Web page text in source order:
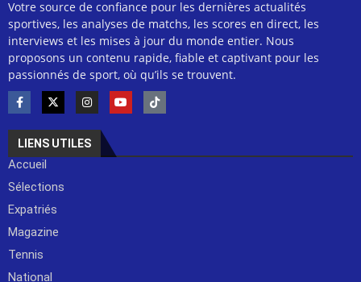
Votre source de confiance pour les dernières actualités
sportives, les analyses de matchs, les scores en direct, les
interviews et les mises à jour du monde entier. Nous
proposons un contenu rapide, fiable et captivant pour les
passionnés de sport, où qu’ils se trouvent.
LIENS UTILES
Accueil
Sélections
Expatriés
Magazine
Tennis
National